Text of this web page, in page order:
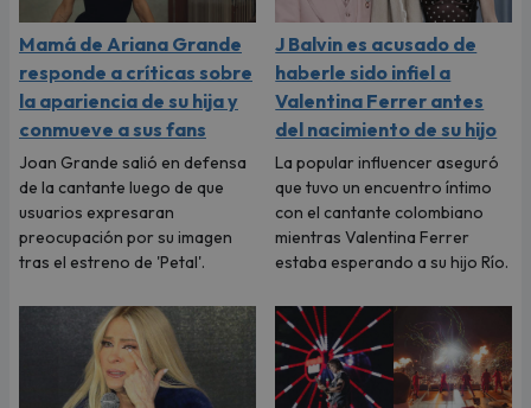
Mamá de Ariana Grande
responde a críticas sobre
la apariencia de su hija y
conmueve a sus fans
Joan Grande salió en defensa
de la cantante luego de que
usuarios expresaran
preocupación por su imagen
tras el estreno de 'Petal'.
J Balvin es acusado de
haberle sido infiel a
Valentina Ferrer antes
del nacimiento de su hijo
La popular influencer aseguró
que tuvo un encuentro íntimo
con el cantante colombiano
mientras Valentina Ferrer
estaba esperando a su hijo Río.